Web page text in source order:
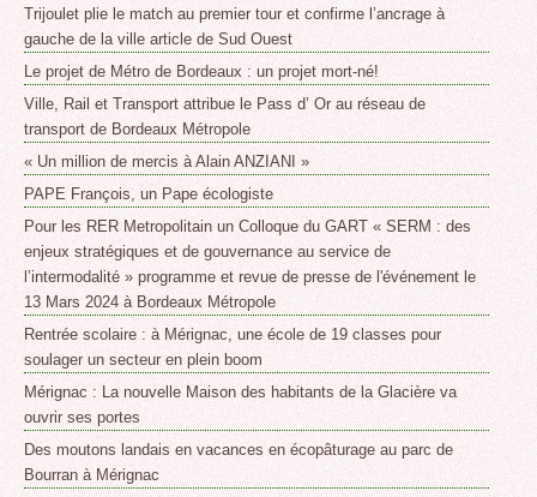
Trijoulet plie le match au premier tour et confirme l’ancrage à
gauche de la ville article de Sud Ouest
Le projet de Métro de Bordeaux : un projet mort-né!
Ville, Rail et Transport attribue le Pass d’ Or au réseau de
transport de Bordeaux Métropole
« Un million de mercis à Alain ANZIANI »
PAPE François, un Pape écologiste
Pour les RER Metropolitain un Colloque du GART « SERM : des
enjeux stratégiques et de gouvernance au service de
l’intermodalité » programme et revue de presse de l'événement le
13 Mars 2024 à Bordeaux Métropole
Rentrée scolaire : à Mérignac, une école de 19 classes pour
soulager un secteur en plein boom
Mérignac : La nouvelle Maison des habitants de la Glacière va
ouvrir ses portes
Des moutons landais en vacances en écopâturage au parc de
Bourran à Mérignac